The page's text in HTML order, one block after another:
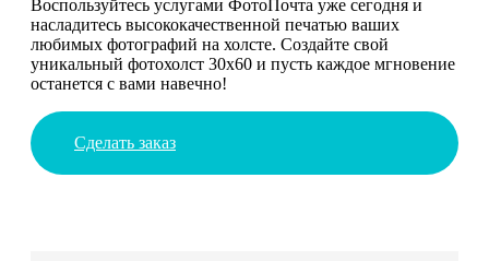
Воспользуйтесь услугами ФотоПочта уже сегодня и
насладитесь высококачественной печатью ваших
любимых фотографий на холсте. Создайте свой
уникальный фотохолст 30х60 и пусть каждое мгновение
останется с вами навечно!
Сделать заказ